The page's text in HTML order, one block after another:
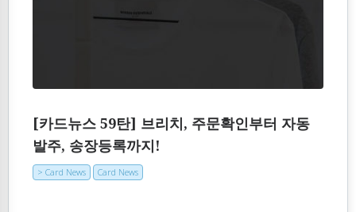
[카드뉴스 59탄] 브리치, 주문확인부터 자동
발주, 송장등록까지!
> Card News Card News